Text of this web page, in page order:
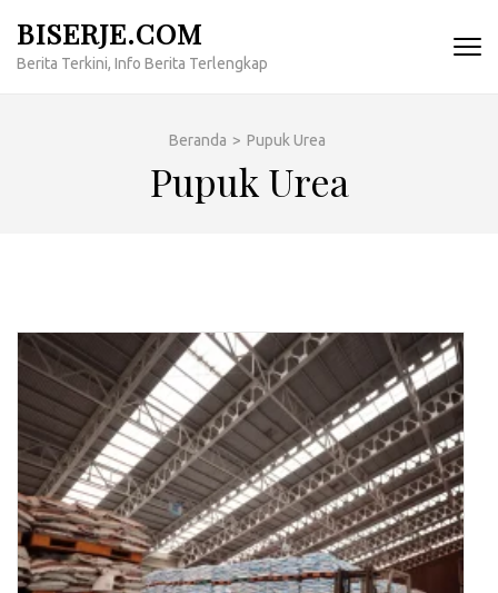
konten
BISERJE.COM
Berita Terkini, Info Berita Terlengkap
Beranda > Pupuk Urea
Pupuk Urea